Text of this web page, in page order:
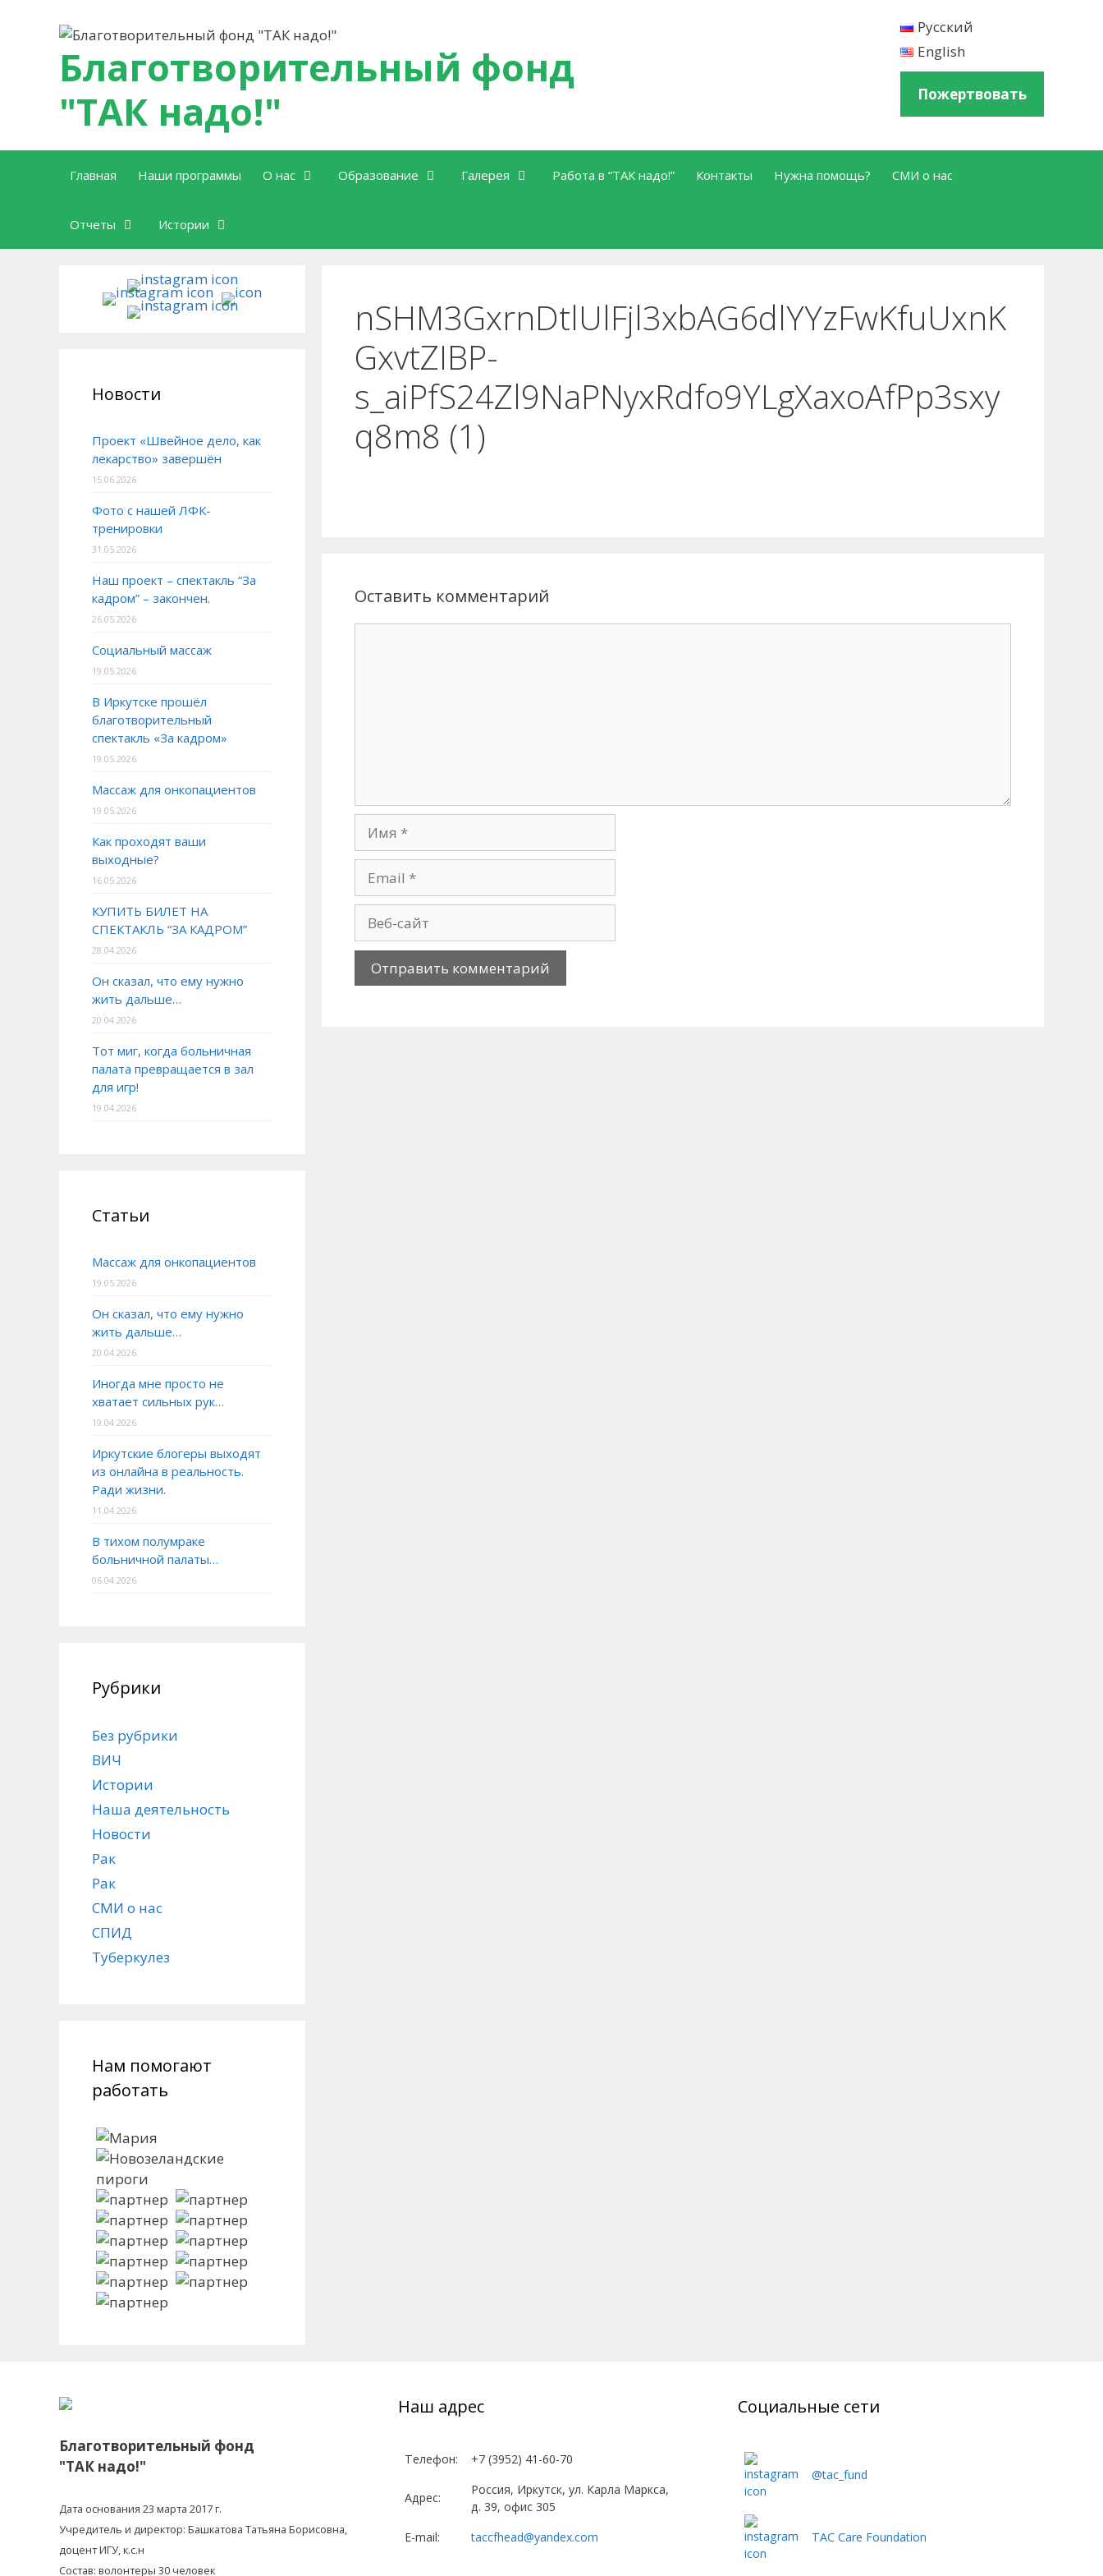
Русский
English
Пожертвовать
Благотворительный фонд
"ТАК надо!"
Главная Наши программы О нас Образование Галерея Работа в “ТАК надо!” Контакты Нужна помощь? СМИ о нас
Отчеты Истории
nSHM3GxrnDtlUlFjl3xbAG6dlYYzFwKfuUxnK
GxvtZIBP-
s_aiPfS24Zl9NaPNyxRdfo9YLgXaxoAfPp3sxy
q8m8 (1)
Оставить комментарий
Новости
Проект «Швейное дело, как
лекарство» завершён
15.06.2026
Фото с нашей ЛФК-
тренировки
31.05.2026
Наш проект – спектакль “За
кадром” – закончен.
26.05.2026
Социальный массаж
19.05.2026
В Иркутске прошёл
благотворительный
спектакль «За кадром»
19.05.2026
Массаж для онкопациентов
19.05.2026
Как проходят ваши
выходные?
16.05.2026
КУПИТЬ БИЛЕТ НА
СПЕКТАКЛЬ “ЗА КАДРОМ”
28.04.2026
Он сказал, что ему нужно
жить дальше…
20.04.2026
Тот миг, когда больничная
палата превращается в зал
для игр!
19.04.2026
Статьи
Массаж для онкопациентов
19.05.2026
Он сказал, что ему нужно
жить дальше…
20.04.2026
Иногда мне просто не
хватает сильных рук…
19.04.2026
Иркутские блогеры выходят
из онлайна в реальность.
Ради жизни.
11.04.2026
В тихом полумраке
больничной палаты…
06.04.2026
Рубрики
Без рубрики
ВИЧ
Истории
Наша деятельность
Новости
Рак
Рак
СМИ о нас
СПИД
Туберкулез
Нам помогают
работать
Благотворительный фонд
"ТАК надо!"
Дата основания 23 марта 2017 г.
Учредитель и директор: Башкатова Татьяна Борисовна,
доцент ИГУ, к.с.н
Состав: волонтеры 30 человек
Наш адрес
Телефон: +7 (3952) 41-60-70
Адрес:
Россия, Иркутск, ул. Карла Маркса,
д. 39, офис 305
E-mail:
taccfhead@yandex.com
Социальные сети
@tac_fund
TAC Care Foundation